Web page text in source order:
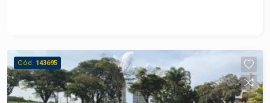
Cód. 143695